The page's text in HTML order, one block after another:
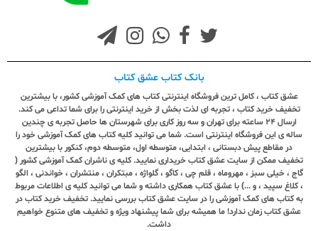
بانک کتاب عشق کتاب
عشق کتاب ، کامل ترین فروشگاه اینترنتی کتاب های کمک آموزشی کشور، با بیشترین
تخفیف خرید کتاب ، تجربه ای لذت بخش از خرید اینترنتی را برای شما تداعی می کند.
ارسال ٢٤ ساعته برای تهران و سه روز کاری برای شهرستان ها حاصل تجربه ی چندین
ساله ی این فروشگاه اینترنتی است. شما می توانید کلیه کتاب های کمک آموزشی خود را
در مقاطع پیش دبستانی ، ابتدایی، متوسطه اول، متوسطه دوم، کنکور با بیشترین
تخفیف ممکن از سایت عشق کتاب خریداری نمایید. کلیه ی ناشران کمک آموزشی کشور (
گاج ، خیلی سبز ، مهروماه ، قلم چی ، کاگو ، گلواژه ، مبتکران ، منتشران ، خواندنی ، الگو
، کلاغ سپید ، و ...) با عشق کتاب همکاری داشته و شما می توانید کلیه ی اطلاعات مربوط
به کتاب های کمک آموزشی را در سایت عشق کتاب بررسی نمایید. تخفیف خرید کتاب در
عشق کتاب زمان ندارد! ما همیشه برای شما پیشنهاد ویژه و تخفیف های متنوع خواهیم
داشت.